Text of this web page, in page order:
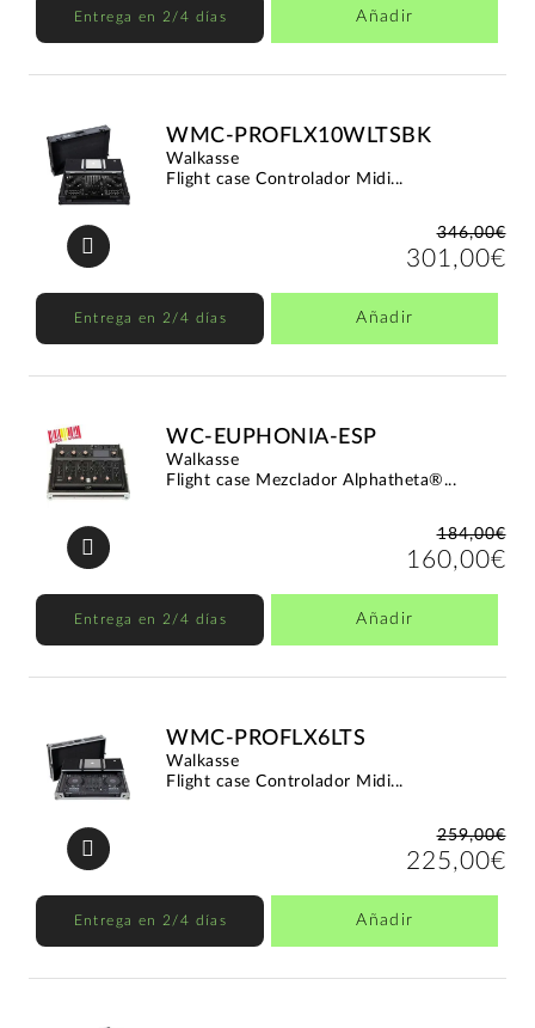
Entrega en 2/4 días Añadir
WMC-PROFLX10WLTSBK
Walkasse
Flight case Controlador Midi...
346,00€
301,00€
Entrega en 2/4 días Añadir
WC-EUPHONIA-ESP
Walkasse
Flight case Mezclador Alphatheta®...
184,00€
160,00€
Entrega en 2/4 días Añadir
WMC-PROFLX6LTS
Walkasse
Flight case Controlador Midi...
259,00€
225,00€
Entrega en 2/4 días Añadir